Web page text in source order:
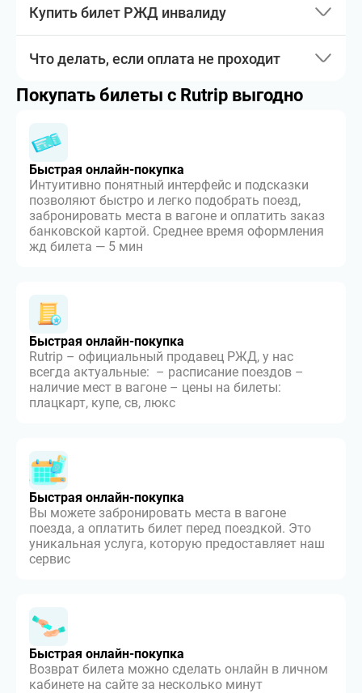
Купить билет РЖД инвалиду
Что делать, если оплата не проходит
Покупать билеты с Rutrip выгодно
Быстрая онлайн-покупка
Интуитивно понятный интерфейс и подсказки
позволяют быстро и легко подобрать поезд,
забронировать места в вагоне и оплатить заказ
банковской картой. Среднее время оформления
жд билета — 5 мин
Быстрая онлайн-покупка
Rutrip – официальный продавец РЖД, у нас
всегда актуальные: – расписание поездов –
наличие мест в вагоне – цены на билеты:
плацкарт, купе, св, люкс
Быстрая онлайн-покупка
Вы можете забронировать места в вагоне
поезда, а оплатить билет перед поездкой. Это
уникальная услуга, которую предоставляет наш
сервис
Быстрая онлайн-покупка
Возврат билета можно сделать онлайн в личном
кабинете на сайте за несколько минут